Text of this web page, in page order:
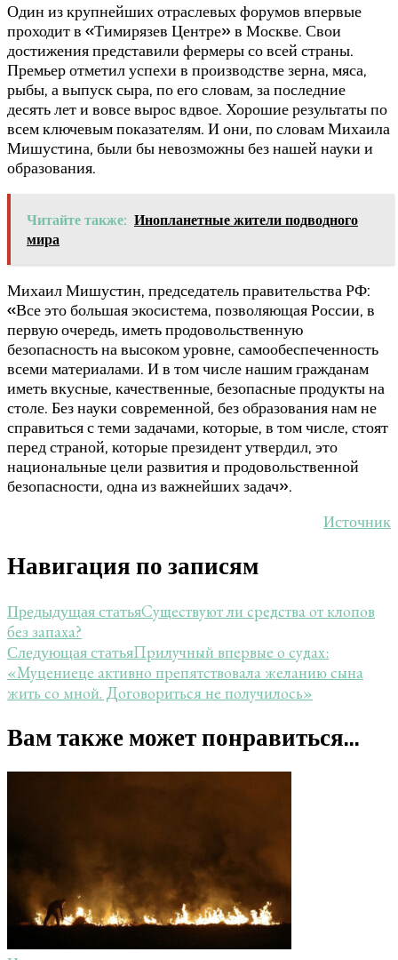
Один из крупнейших отраслевых форумов впервые
проходит в «Тимирязев Центре» в Москве. Свои
достижения представили фермеры со всей страны.
Премьер отметил успехи в производстве зерна, мяса,
рыбы, а выпуск сыра, по его словам, за последние
десять лет и вовсе вырос вдвое. Хорошие результаты по
всем ключевым показателям. И они, по словам Михаила
Мишустина, были бы невозможны без нашей науки и
образования.
Читайте также: Инопланетные жители подводного
мира
Михаил Мишустин, председатель правительства РФ:
«Все это большая экосистема, позволяющая России, в
первую очередь, иметь продовольственную
безопасность на высоком уровне, самообеспеченность
всеми материалами. И в том числе нашим гражданам
иметь вкусные, качественные, безопасные продукты на
столе. Без науки современной, без образования нам не
справиться с теми задачами, которые, в том числе, стоят
перед страной, которые президент утвердил, это
национальные цели развития и продовольственной
безопасности, одна из важнейших задач».
Источник
Навигация по записям
Предыдущая статьяСуществуют ли средства от клопов
без запаха?
Следующая статьяПрилучный впервые о судах:
«Муцениеце активно препятствовала желанию сына
жить со мной. Договориться не получилось»
Вам также может понравиться...